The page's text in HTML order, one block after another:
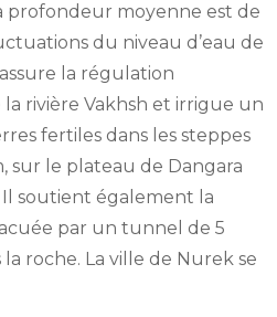
profondeur moyenne est de
du niveau d’eau de
la régulation
rivière Vakhsh et irrigue un
fertiles dans les steppes
sur le plateau de Dangara
Il soutient également la
par un tunnel de 5
roche. La ville de Nurek se